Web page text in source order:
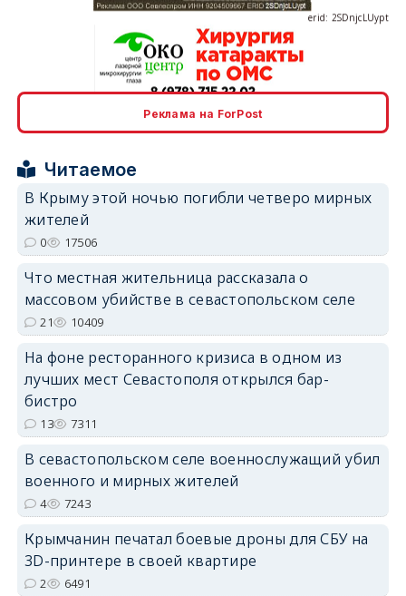
erid: 2SDnjdvhGXG
Реклама на ForPost
Читаемое
В Крыму этой ночью погибли четверо мирных
жителей
0 17506
Что местная жительница рассказала о
массовом убийстве в севастопольском селе
21 10409
На фоне ресторанного кризиса в одном из
лучших мест Севастополя открылся бар-
бистро
13 7311
В севастопольском селе военнослужащий убил
военного и мирных жителей
4 7243
Крымчанин печатал боевые дроны для СБУ на
3D-принтере в своей квартире
2 6491